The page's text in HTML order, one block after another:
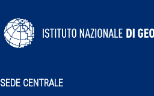
SEDE CENTRALE